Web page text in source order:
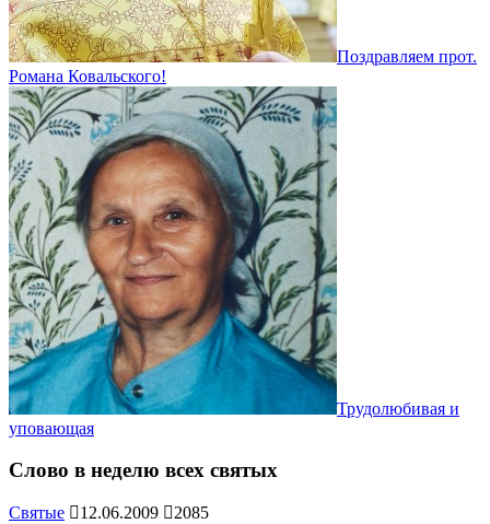
Поздравляем прот.
Романа Ковальского!
Трудолюбивая и
уповающая
Слово в неделю всех святых
Святые 12.06.2009
2085